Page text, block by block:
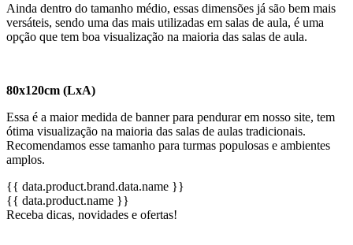
Ainda dentro do tamanho médio, essas dimensões já são bem mais
versáteis, sendo uma das mais utilizadas em salas de aula, é uma
opção que tem boa visualização na maioria das salas de aula.
80x120cm (LxA)
Essa é a maior medida de banner para pendurar em nosso site, tem
ótima visualização na maioria das salas de aulas tradicionais.
Recomendamos esse tamanho para turmas populosas e ambientes
amplos.
{{ data.product.brand.data.name }}
{{ data.product.name }}
Receba dicas, novidades e ofertas!